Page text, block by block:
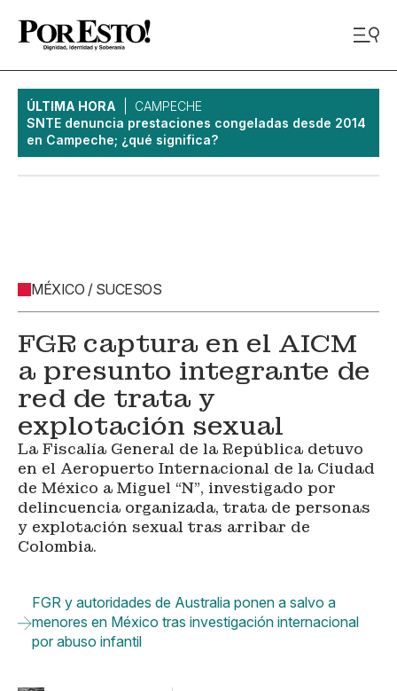
ÚLTIMA HORA
CAMPECHE
SNTE denuncia prestaciones congeladas desde 2014
en Campeche; ¿qué significa?
MÉXICO / SUCESOS
FGR captura en el AICM
a presunto integrante de
red de trata y
explotación sexual
La Fiscalía General de la República detuvo
en el Aeropuerto Internacional de la Ciudad
de México a Miguel “N”, investigado por
delincuencia organizada, trata de personas
y explotación sexual tras arribar de
Colombia.
FGR y autoridades de Australia ponen a salvo a
menores en México tras investigación internacional
por abuso infantil